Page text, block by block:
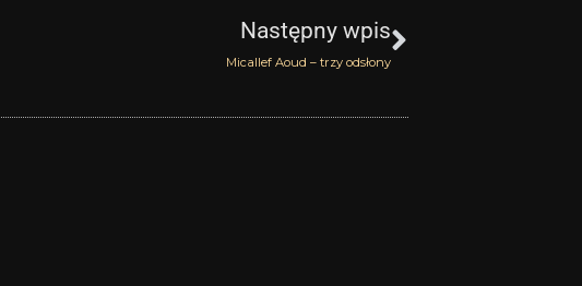
Następny wpis
Micallef Aoud – trzy odsłony